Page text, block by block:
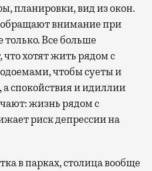
обращают внимание при
Все больше
хотят жить рядом с
чтобы суеты и
спокойствия и идиллии
жизнь рядом с
риск депрессии на
в парках, столица вообще